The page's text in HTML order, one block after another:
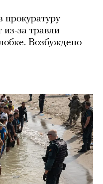
прокуратуру
за травли
Возбуждено